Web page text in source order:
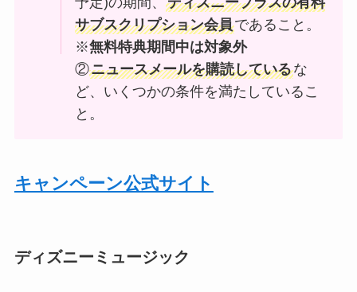
サブスクリプション会員であること。
※無料特典期間中は対象外
②ニュースメールを購読しているな
ど、いくつかの条件を満たしているこ
と。
キャンペーン公式サイト
ディズニーミュージック